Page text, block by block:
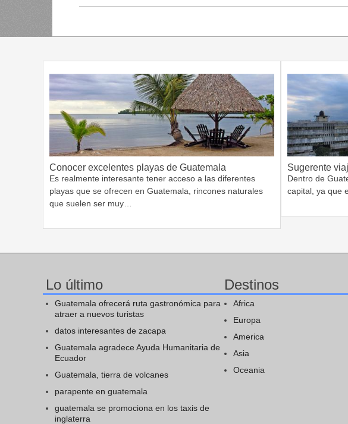
Conocer excelentes playas de Guatemala
Es realmente interesante tener acceso a las diferentes
playas que se ofrecen en Guatemala, rincones naturales
que suelen ser muy…
Sugerente
Dentro de
capital, ya que
Lo último
Guatemala ofrecerá ruta gastronómica para
atraer a nuevos turistas
datos interesantes de zacapa
Guatemala agradece Ayuda Humanitaria de
Ecuador
Guatemala, tierra de volcanes
parapente en guatemala
guatemala se promociona en los taxis de
inglaterra
Destinos
Africa
Europa
America
Asia
Oceania